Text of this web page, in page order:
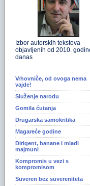
Izbor autorskih tekstova
objavljenih od 2010.
danas
Vrhovniče, od ovoga nema
vajde!
Služenje narodu
Gomila ćutanja
Drugarska samokritika
Magareće godine
Dirigent, banane i mladi
majmuni
Kompromis u vezi s
kompromisom
Suveren bez suvereniteta